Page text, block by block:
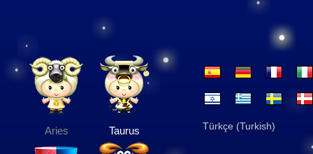
Aries Taurus Türkçe (Turkish)